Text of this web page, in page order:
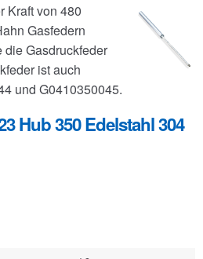
Kraft von 480
Gasfedern
die Gasdruckfeder
ist auch
und G0410350045.
Hub 350 Edelstahl 304